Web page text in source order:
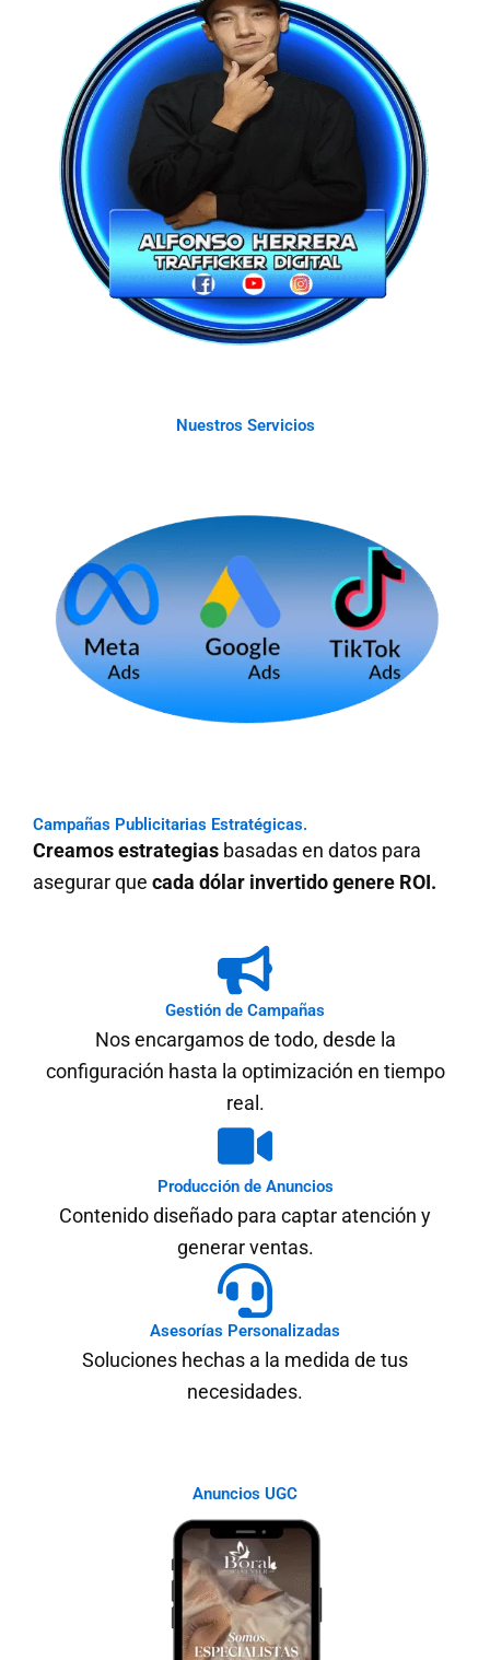
Nuestros Servicios
Campañas Publicitarias Estratégicas.
Creamos estrategias basadas en datos para
asegurar que cada dólar invertido genere ROI.
Gestión de Campañas
Nos encargamos de todo, desde la
configuración hasta la optimización en tiempo
real.
Producción de Anuncios
Contenido diseñado para captar atención y
generar ventas.
Asesorías Personalizadas
Soluciones hechas a la medida de tus
necesidades.
Anuncios UGC